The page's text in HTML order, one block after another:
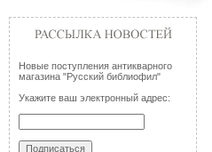
Новые поступления антикварного
магазина "Русский библиофил"
Укажите ваш электронный адрес: